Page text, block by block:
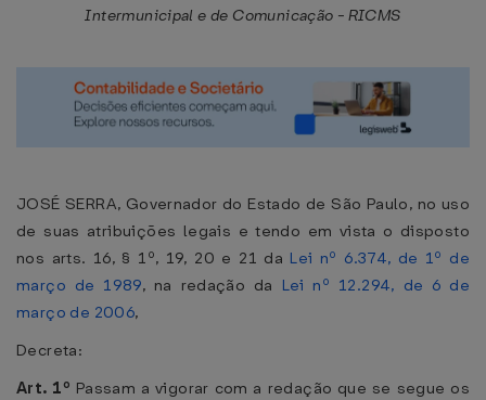
Intermunicipal e de Comunicação - RICMS
JOSÉ SERRA, Governador do Estado de São Paulo, no uso
de suas atribuições legais e tendo em vista o disposto
nos arts. 16, § 1º, 19, 20 e 21 da Lei nº 6.374, de 1º de
março de 1989, na redação da Lei nº 12.294, de 6 de
março de 2006,
Decreta:
Art. 1º Passam a vigorar com a redação que se segue os